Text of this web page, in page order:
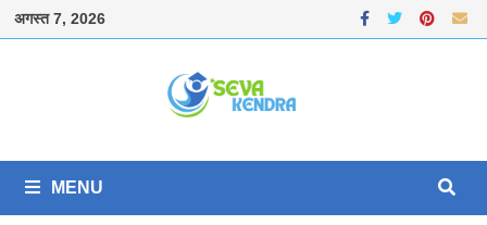
Skip
अगस्त 7, 2026
MENU